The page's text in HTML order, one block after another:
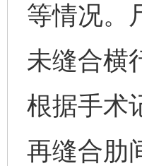
等情况。
未缝合横
根据手术
再缝合肋